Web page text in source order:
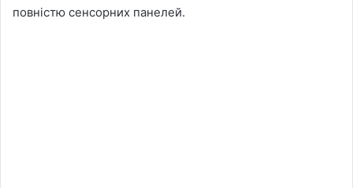
повністю сенсорних панелей.